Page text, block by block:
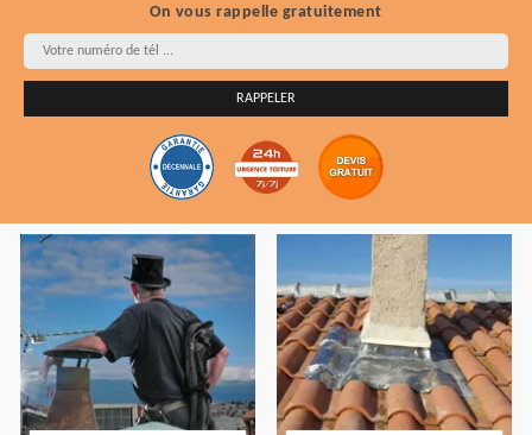
On vous rappelle gratuitement